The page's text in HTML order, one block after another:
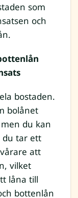
som
och
bostaden.
bolånet
du kan
du tar ett
att
vilket
låna till
bottenlån